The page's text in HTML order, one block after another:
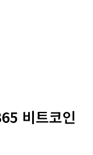
비트코인